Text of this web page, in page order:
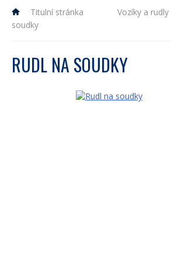
Titulní stránka Vozíky a rudly
soudky
RUDL NA SOUDKY